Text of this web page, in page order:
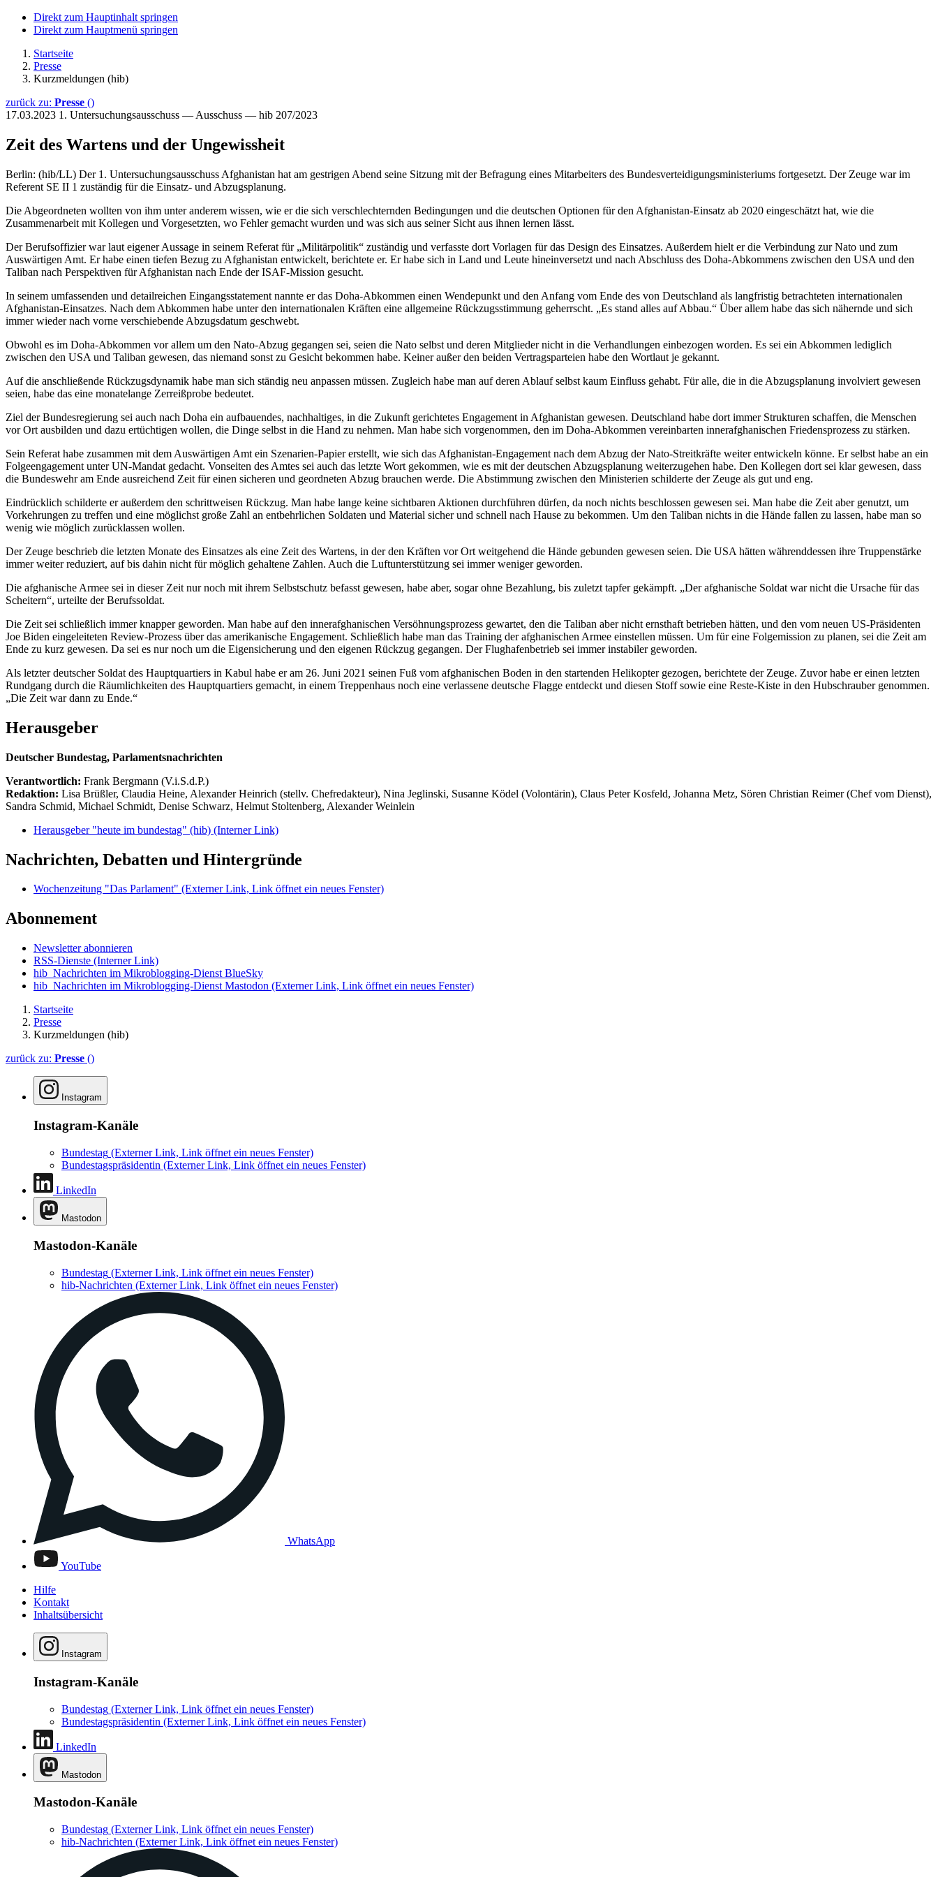
Direkt zum Hauptinhalt springen
Direkt zum Hauptmenü springen
Startseite
Presse
Kurzmeldungen (hib)
zurück zu: Presse ()
17.03.2023 1. Untersuchungsausschuss — Ausschuss — hib 207/2023
Zeit des Wartens und der Ungewissheit
Berlin: (hib/LL) Der 1. Untersuchungsausschuss Afghanistan hat am gestrigen Abend seine Sitzung mit der Befragung eines Mitarbeiters des Bundesverteidigungsministeriums fortgesetzt. Der Zeuge war im
Referent SE II 1 zuständig für die Einsatz- und Abzugsplanung.
Die Abgeordneten wollten von ihm unter anderem wissen, wie er die sich verschlechternden Bedingungen und die deutschen Optionen für den Afghanistan-Einsatz ab 2020 eingeschätzt hat, wie die
Zusammenarbeit mit Kollegen und Vorgesetzten, wo Fehler gemacht wurden und was sich aus seiner Sicht aus ihnen lernen lässt.
Der Berufsoffizier war laut eigener Aussage in seinem Referat für „Militärpolitik“ zuständig und verfasste dort Vorlagen für das Design des Einsatzes. Außerdem hielt er die Verbindung zur Nato und zum
Auswärtigen Amt. Er habe einen tiefen Bezug zu Afghanistan entwickelt, berichtete er. Er habe sich in Land und Leute hineinversetzt und nach Abschluss des Doha-Abkommens zwischen den USA und den
Taliban nach Perspektiven für Afghanistan nach Ende der ISAF-Mission gesucht.
In seinem umfassenden und detailreichen Eingangsstatement nannte er das Doha-Abkommen einen Wendepunkt und den Anfang vom Ende des von Deutschland als langfristig betrachteten internationalen
Afghanistan-Einsatzes. Nach dem Abkommen habe unter den internationalen Kräften eine allgemeine Rückzugsstimmung geherrscht. „Es stand alles auf Abbau.“ Über allem habe das sich nähernde und sich
immer wieder nach vorne verschiebende Abzugsdatum geschwebt.
Obwohl es im Doha-Abkommen vor allem um den Nato-Abzug gegangen sei, seien die Nato selbst und deren Mitglieder nicht in die Verhandlungen einbezogen worden. Es sei ein Abkommen lediglich
zwischen den USA und Taliban gewesen, das niemand sonst zu Gesicht bekommen habe. Keiner außer den beiden Vertragsparteien habe den Wortlaut je gekannt.
Auf die anschließende Rückzugsdynamik habe man sich ständig neu anpassen müssen. Zugleich habe man auf deren Ablauf selbst kaum Einfluss gehabt. Für alle, die in die Abzugsplanung involviert gewesen
seien, habe das eine monatelange Zerreißprobe bedeutet.
Ziel der Bundesregierung sei auch nach Doha ein aufbauendes, nachhaltiges, in die Zukunft gerichtetes Engagement in Afghanistan gewesen. Deutschland habe dort immer Strukturen schaffen, die Menschen
vor Ort ausbilden und dazu ertüchtigen wollen, die Dinge selbst in die Hand zu nehmen. Man habe sich vorgenommen, den im Doha-Abkommen vereinbarten innerafghanischen Friedensprozess zu stärken.
Sein Referat habe zusammen mit dem Auswärtigen Amt ein Szenarien-Papier erstellt, wie sich das Afghanistan-Engagement nach dem Abzug der Nato-Streitkräfte weiter entwickeln könne. Er selbst habe an ein
Folgeengagement unter UN-Mandat gedacht. Vonseiten des Amtes sei auch das letzte Wort gekommen, wie es mit der deutschen Abzugsplanung weiterzugehen habe. Den Kollegen dort sei klar gewesen, dass
die Bundeswehr am Ende ausreichend Zeit für einen sicheren und geordneten Abzug brauchen werde. Die Abstimmung zwischen den Ministerien schilderte der Zeuge als gut und eng.
Eindrücklich schilderte er außerdem den schrittweisen Rückzug. Man habe lange keine sichtbaren Aktionen durchführen dürfen, da noch nichts beschlossen gewesen sei. Man habe die Zeit aber genutzt, um
Vorkehrungen zu treffen und eine möglichst große Zahl an entbehrlichen Soldaten und Material sicher und schnell nach Hause zu bekommen. Um den Taliban nichts in die Hände fallen zu lassen, habe man so
wenig wie möglich zurücklassen wollen.
Der Zeuge beschrieb die letzten Monate des Einsatzes als eine Zeit des Wartens, in der den Kräften vor Ort weitgehend die Hände gebunden gewesen seien. Die USA hätten währenddessen ihre Truppenstärke
immer weiter reduziert, auf bis dahin nicht für möglich gehaltene Zahlen. Auch die Luftunterstützung sei immer weniger geworden.
Die afghanische Armee sei in dieser Zeit nur noch mit ihrem Selbstschutz befasst gewesen, habe aber, sogar ohne Bezahlung, bis zuletzt tapfer gekämpft. „Der afghanische Soldat war nicht die Ursache für das
Scheitern“, urteilte der Berufssoldat.
Die Zeit sei schließlich immer knapper geworden. Man habe auf den innerafghanischen Versöhnungsprozess gewartet, den die Taliban aber nicht ernsthaft betrieben hätten, und den vom neuen US-Präsidenten
Joe Biden eingeleiteten Review-Prozess über das amerikanische Engagement. Schließlich habe man das Training der afghanischen Armee einstellen müssen. Um für eine Folgemission zu planen, sei die Zeit am
Ende zu kurz gewesen. Da sei es nur noch um die Eigensicherung und den eigenen Rückzug gegangen. Der Flughafenbetrieb sei immer instabiler geworden.
Als letzter deutscher Soldat des Hauptquartiers in Kabul habe er am 26. Juni 2021 seinen Fuß vom afghanischen Boden in den startenden Helikopter gezogen, berichtete der Zeuge. Zuvor habe er einen letzten
Rundgang durch die Räumlichkeiten des Hauptquartiers gemacht, in einem Treppenhaus noch eine verlassene deutsche Flagge entdeckt und diesen Stoff sowie eine Reste-Kiste in den Hubschrauber genommen.
„Die Zeit war dann zu Ende.“
Herausgeber
Deutscher Bundestag, Parlamentsnachrichten
Verantwortlich: Frank Bergmann (V.i.S.d.P.)
Redaktion: Lisa Brüßler, Claudia Heine, Alexander Heinrich (stellv. Chefredakteur), Nina Jeglinski, Susanne Ködel (Volontärin), Claus Peter Kosfeld, Johanna Metz, Sören Christian Reimer (Chef vom Dienst),
Sandra Schmid, Michael Schmidt, Denise Schwarz, Helmut Stoltenberg, Alexander Weinlein
Herausgeber "heute im bundestag" (hib) (Interner Link)
Nachrichten, Debatten und Hintergründe
Wochenzeitung "Das Parlament" (Externer Link, Link öffnet ein neues Fenster)
Abonnement
Newsletter abonnieren
RSS-Dienste (Interner Link)
hib_Nachrichten im Mikroblogging-Dienst BlueSky
hib_Nachrichten im Mikroblogging-Dienst Mastodon (Externer Link, Link öffnet ein neues Fenster)
Startseite
Presse
Kurzmeldungen (hib)
zurück zu: Presse ()
Instagram
Instagram-Kanäle
Bundestag (Externer Link, Link öffnet ein neues Fenster)
Bundestagspräsidentin (Externer Link, Link öffnet ein neues Fenster)
LinkedIn
Mastodon
Mastodon-Kanäle
Bundestag (Externer Link, Link öffnet ein neues Fenster)
hib-Nachrichten (Externer Link, Link öffnet ein neues Fenster)
WhatsApp
YouTube
Hilfe
Kontakt
Inhaltsübersicht
Instagram
Instagram-Kanäle
Bundestag (Externer Link, Link öffnet ein neues Fenster)
Bundestagspräsidentin (Externer Link, Link öffnet ein neues Fenster)
LinkedIn
Mastodon
Mastodon-Kanäle
Bundestag (Externer Link, Link öffnet ein neues Fenster)
hib-Nachrichten (Externer Link, Link öffnet ein neues Fenster)